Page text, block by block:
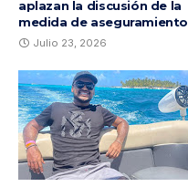
aplazan la discusión de la
medida de aseguramiento
Julio 23, 2026